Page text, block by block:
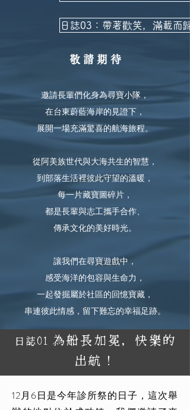
日誌03：帶著歡笑，滿載而
敬 請 期 待
邀請長輩們化身為尋寶小隊，
在台東蔚藍海岸的見證下，
展開一場充滿驚喜的航海旅程。
從阿美族世代與大海共生的智慧，
到部落生活裡彼此守望的溫暖，
每一片藏寶圖碎片，
都是長輩與志工攜手合作、
傳承文化的美好時光。
讓我們在尋寶遊戲中，
感受海洋的包容與生命力，
一起發掘屬於社區的回憶寶藏，
串連彼此情感，留下難忘的幸福足跡。
日誌01 為船長加冕，快樂的
出航！
12月6日是今年診所祭的日子，這次舉